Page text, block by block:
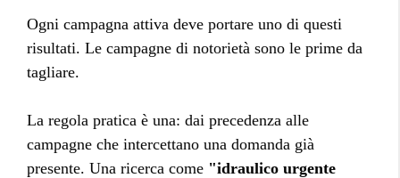
Ogni campagna attiva deve portare uno di questi
risultati. Le campagne di notorietà sono le prime da
tagliare.
La regola pratica è una: dai precedenza alle
campagne che intercettano una domanda già
presente. Una ricerca come "idraulico urgente